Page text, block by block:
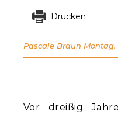
Vor dreißig
Drucken
Pascale Braun Montag,